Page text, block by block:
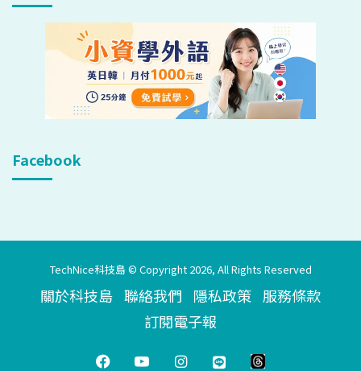
Facebook
TechNice科技島 © Copyright 2026, All Rights Reserved
關於科技島 聯絡我們 隱私政策 服務條款
訂閱電子報